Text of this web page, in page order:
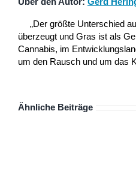
„Der größte Unterschied
überzeugt und Gras ist als
Cannabis, im
um den Rausch und um das
Ähnliche Beiträge